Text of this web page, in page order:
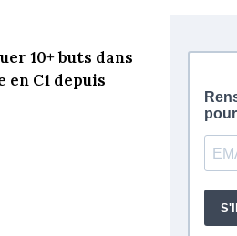
10+ buts dans
en C1 depuis